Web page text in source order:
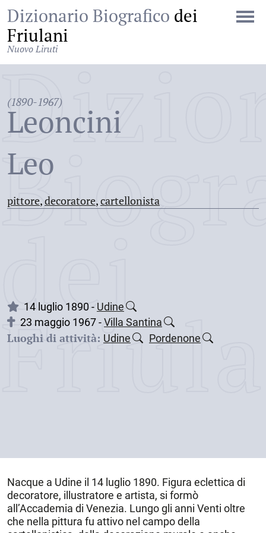
Dizionario Biografico dei
Friulani
Nuovo Liruti
(1890-1967)
Leoncini
Leo
pittore,decoratore,cartellonista
dei
14 luglio 1890 - Udine
23 maggio 1967 -Villa Santina
Luoghi di attività: Udine Pordenone
Nacque a Udine il 14 luglio 1890. Figura eclettica di
decoratore, illustratore e artista, si formò
all’Accademia di Venezia. Lungo gli anni Venti oltre
che nella pittura fu attivo nel campo della